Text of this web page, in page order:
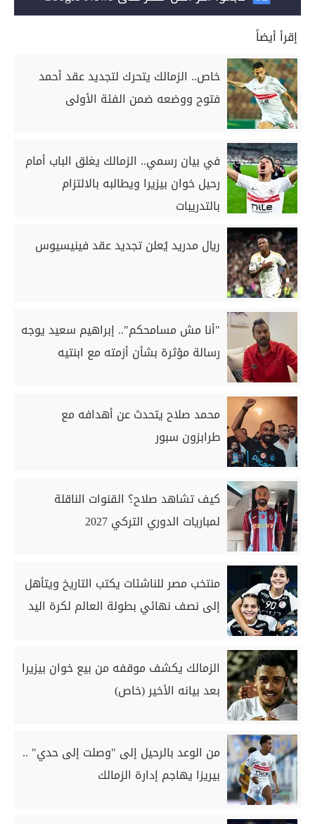
إقرأ أيضاً
خاص.. الزمالك يتحرك لتجديد عقد أحمد
فتوح ووضعه ضمن الفئة الأولى
في بيان رسمي.. الزمالك يغلق الباب أمام
رحيل خوان بيزيرا ويطالبه بالالتزام
بالتدريبات
ريال مدريد يُعلن تجديد عقد فينيسيوس
"أنا مش مسامحكم".. إبراهيم سعيد يوجه
رسالة مؤثرة بشأن أزمته مع ابنتيه
محمد صلاح يتحدث عن أهدافه مع
طرابزون سبور
كيف تشاهد صلاح؟ القنوات الناقلة
لمباريات الدوري التركي 2027
منتخب مصر للناشئات يكتب التاريخ ويتأهل
إلى نصف نهائي بطولة العالم لكرة اليد
الزمالك يكشف موقفه من بيع خوان بيزيرا
بعد بيانه الأخير (خاص)
من الوعد بالرحيل إلى "وصلت إلى حدي" ..
بيريزا يهاجم إدارة الزمالك